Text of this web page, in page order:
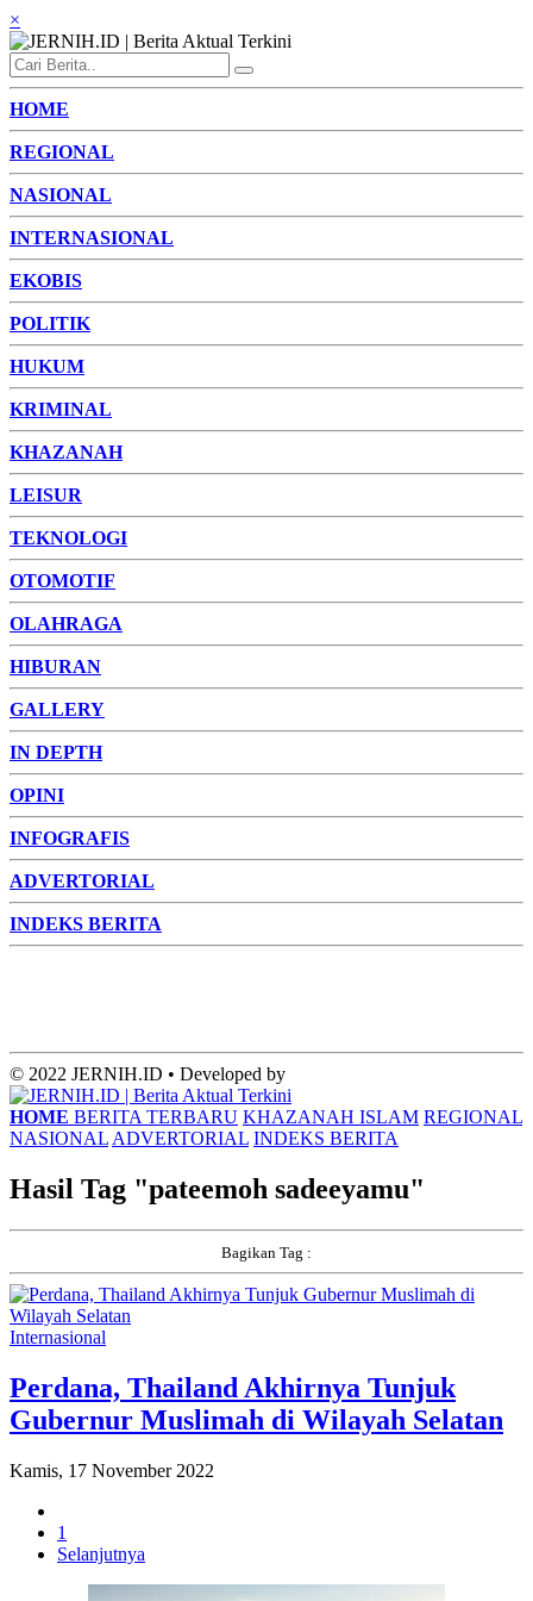
×
HOME
REGIONAL
NASIONAL
INTERNASIONAL
EKOBIS
POLITIK
HUKUM
KRIMINAL
KHAZANAH
LEISUR
TEKNOLOGI
OTOMOTIF
OLAHRAGA
HIBURAN
GALLERY
IN DEPTH
OPINI
INFOGRAFIS
ADVERTORIAL
INDEKS BERITA
© 2022 JERNIH.ID • Developed by
HOME BERITA TERBARU KHAZANAH ISLAM REGIONAL
NASIONAL ADVERTORIAL INDEKS BERITA
Hasil Tag "pateemoh sadeeyamu"
Bagikan Tag :
Internasional
Perdana, Thailand Akhirnya Tunjuk
Gubernur Muslimah di Wilayah Selatan
Kamis, 17 November 2022
1
Selanjutnya